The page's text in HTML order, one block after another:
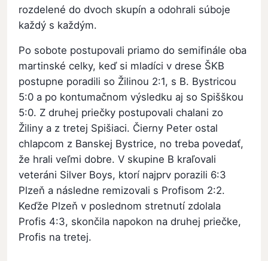
rozdelené do dvoch skupín a odohrali súboje
každý s každým.
Po sobote postupovali priamo do semifinále oba
martinské celky, keď si mladíci v drese ŠKB
postupne poradili so Žilinou 2:1, s B. Bystricou
5:0 a po kontumačnom výsledku aj so Spišškou
5:0. Z druhej priečky postupovali chalani zo
Žiliny a z tretej Spišiaci. Čierny Peter ostal
chlapcom z Banskej Bystrice, no treba povedať,
že hrali veľmi dobre. V skupine B kraľovali
veteráni Silver Boys, ktorí najprv porazili 6:3
Plzeň a následne remizovali s Profisom 2:2.
Keďže Plzeň v poslednom stretnutí zdolala
Profis 4:3, skončila napokon na druhej priečke,
Profis na tretej.